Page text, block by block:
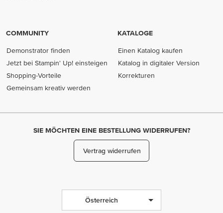
COMMUNITY
Demonstrator finden
Jetzt bei Stampin' Up! einsteigen
Shopping-Vorteile
Gemeinsam kreativ werden
KATALOGE
Einen Katalog kaufen
Katalog in digitaler Version
Korrekturen
SIE MÖCHTEN EINE BESTELLUNG WIDERRUFEN?
Vertrag widerrufen
Österreich